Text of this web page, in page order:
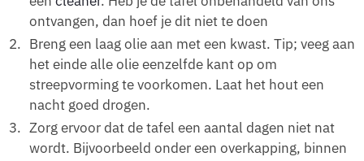
ontvangen, dan hoef je dit niet te doen
Breng een laag olie aan met een kwast. Tip; veeg aan
het einde alle olie eenzelfde kant op om
streepvorming te voorkomen. Laat het hout een
nacht goed drogen.
Zorg ervoor dat de tafel een aantal dagen niet nat
wordt. Bijvoorbeeld onder een overkapping, binnen